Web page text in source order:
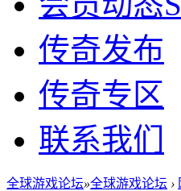
传奇发布
传奇专区
联系我们
全球游戏论坛»全球游戏论坛 ›